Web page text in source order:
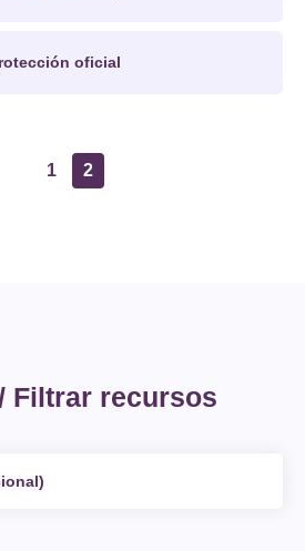
oficial
1 2
Filtrar recursos